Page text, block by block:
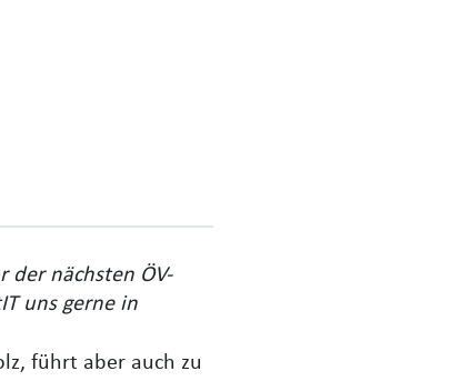
der nächsten ÖV-
uns gerne in
führt aber auch zu